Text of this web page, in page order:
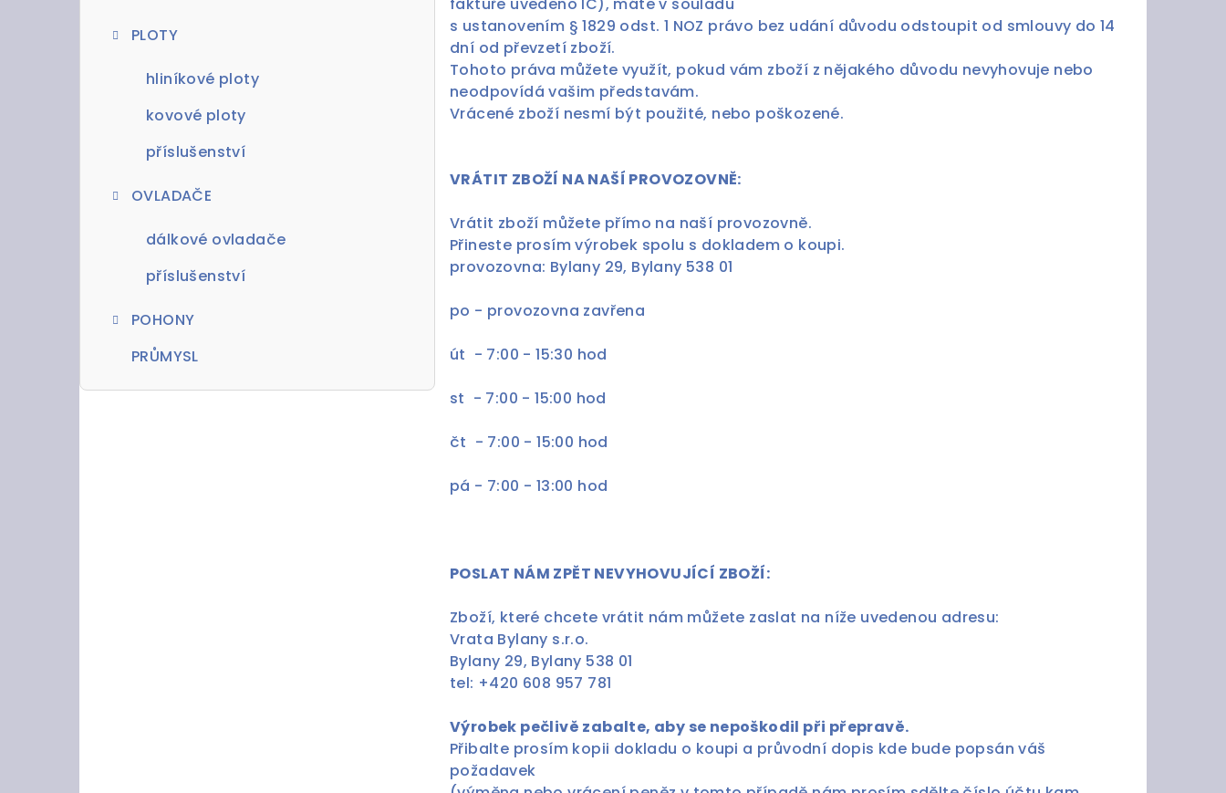
PLOTY
hliníkové ploty
kovové ploty
příslušenství
OVLADAČE
dálkové ovladače
příslušenství
POHONY
PRŮMYSL
s ustanovením § 1829 odst. 1 NOZ právo bez udání důvodu odstoupit od smlouvy do 14
dní od převzetí zboží.
Tohoto práva můžete využít, pokud vám zboží z nějakého důvodu nevyhovuje nebo
neodpovídá vašim představám.
Vrácené zboží nesmí být použité, nebo poškozené.
VRÁTIT ZBOŽÍ NA NAŠÍ PROVOZOVNĚ:
Vrátit zboží můžete přímo na naší provozovně.
Přineste prosím výrobek spolu s dokladem o koupi.
provozovna: Bylany 29, Bylany 538 01
po - provozovna zavřena
út - 7:00 - 15:30 hod
st - 7:00 - 15:00 hod
čt - 7:00 - 15:00 hod
pá - 7:00 - 13:00 hod
POSLAT NÁM ZPĚT NEVYHOVUJÍCÍ ZBOŽÍ:
Zboží, které chcete vrátit nám můžete zaslat na níže uvedenou adresu:
Vrata Bylany s.r.o.
Bylany 29, Bylany 538 01
tel: +420 608 957 781
Výrobek pečlivě zabalte, aby se nepoškodil při přepravě.
Přibalte prosím kopii dokladu o koupi a průvodní dopis kde bude popsán váš
požadavek